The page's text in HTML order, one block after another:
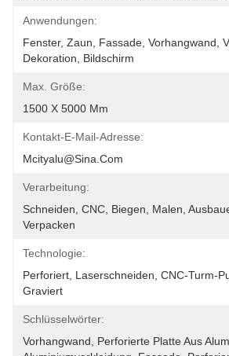
Anwendungen:
Fenster, Zaun, Fassade, Vorhangwand,
Dekoration, Bildschirm
Max. Größe:
1500 X 5000 Mm
Kontakt-E-Mail-Adresse:
Mcityalu@sina.com
Verarbeitung:
Schneiden, CNC, Biegen, Malen,
Verpacken
Technologie:
Perforiert, Laserschneiden, CNC-Turm-
Graviert
Schlüsselwörter:
Vorhangwand, Perforierte Platte Aus